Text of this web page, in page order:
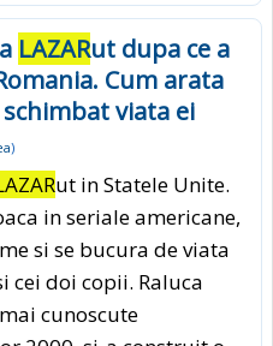
LAZARut dupa ce a
Cum arata
viata ei
)
ut in Statele Unite.
in seriale americane,
si se bucura de viata
cei doi copii. Raluca
cunoscute